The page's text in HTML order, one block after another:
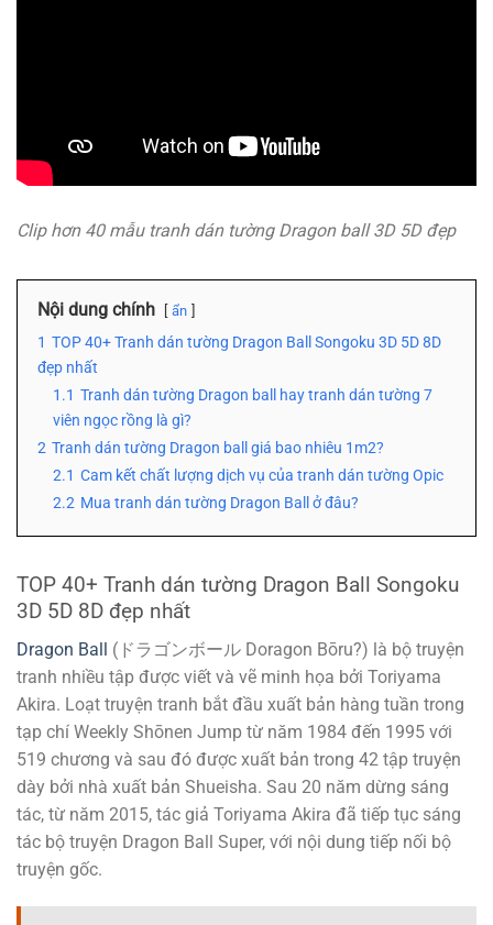
Clip hơn 40 mẫu tranh dán tường Dragon ball 3D 5D đẹp
Nội dung chính ẩn
1 TOP 40+ Tranh dán tường Dragon Ball Songoku 3D 5D 8D
đẹp nhất
1.1 Tranh dán tường Dragon ball hay tranh dán tường 7
viên ngọc rồng là gì?
2 Tranh dán tường Dragon ball giá bao nhiêu 1m2?
2.1 Cam kết chất lượng dịch vụ của tranh dán tường Opic
2.2 Mua tranh dán tường Dragon Ball ở đâu?
TOP 40+ Tranh dán tường Dragon Ball Songoku
3D 5D 8D đẹp nhất
Dragon Ball (ドラゴンボール Doragon Bōru?) là bộ truyện
tranh nhiều tập được viết và vẽ minh họa bởi Toriyama
Akira. Loạt truyện tranh bắt đầu xuất bản hàng tuần trong
tạp chí Weekly Shōnen Jump từ năm 1984 đến 1995 với
519 chương và sau đó được xuất bản trong 42 tập truyện
dày bởi nhà xuất bản Shueisha. Sau 20 năm dừng sáng
tác, từ năm 2015, tác giả Toriyama Akira đã tiếp tục sáng
tác bộ truyện Dragon Ball Super, với nội dung tiếp nối bộ
truyện gốc.